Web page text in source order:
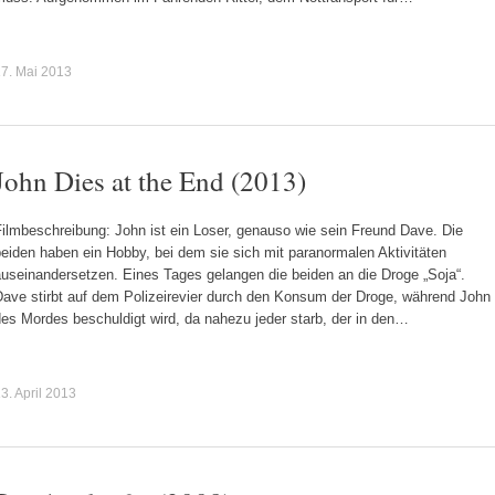
Mai 2013
Dies at the End (2013)
John ist ein Loser, genauso wie sein Freund Dave. Die
haben ein Hobby, bei dem sie sich mit paranormalen Aktivitäten
Eines Tages gelangen die beiden an die Droge „Soja“.
stirbt auf dem Polizeirevier durch den Konsum der Droge, während John
Mordes beschuldigt wird, da nahezu jeder starb, der in den…
April 2013